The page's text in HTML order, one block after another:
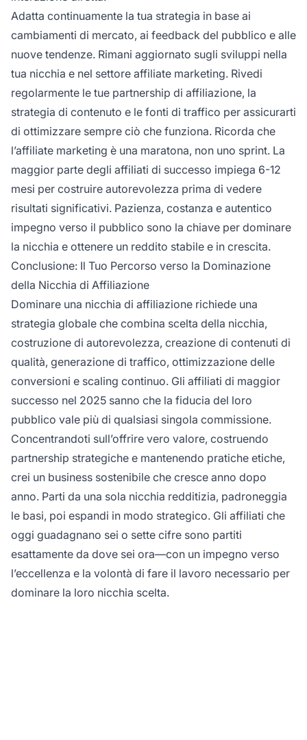
Adatta continuamente la tua strategia in base ai
cambiamenti di mercato, ai feedback del pubblico e alle
nuove tendenze. Rimani aggiornato sugli sviluppi nella
tua nicchia e nel settore affiliate marketing. Rivedi
regolarmente le tue partnership di affiliazione, la
strategia di contenuto e le fonti di traffico per assicurarti
di ottimizzare sempre ciò che funziona. Ricorda che
l’affiliate marketing è una maratona, non uno sprint. La
maggior parte degli affiliati di successo impiega 6-12
mesi per costruire autorevolezza prima di vedere
risultati significativi. Pazienza, costanza e autentico
impegno verso il pubblico sono la chiave per dominare
la nicchia e ottenere un reddito stabile e in crescita.
Conclusione: Il Tuo Percorso verso la Dominazione
della Nicchia di Affiliazione
Dominare una nicchia di affiliazione richiede una
strategia globale che combina scelta della nicchia,
costruzione di autorevolezza, creazione di contenuti di
qualità, generazione di traffico, ottimizzazione delle
conversioni e scaling continuo. Gli affiliati di maggior
successo nel 2025 sanno che la fiducia del loro
pubblico vale più di qualsiasi singola commissione.
Concentrandoti sull’offrire vero valore, costruendo
partnership strategiche e mantenendo pratiche etiche,
crei un business sostenibile che cresce anno dopo
anno. Parti da una sola nicchia redditizia, padroneggia
le basi, poi espandi in modo strategico. Gli affiliati che
oggi guadagnano sei o sette cifre sono partiti
esattamente da dove sei ora—con un impegno verso
l’eccellenza e la volontà di fare il lavoro necessario per
dominare la loro nicchia scelta.